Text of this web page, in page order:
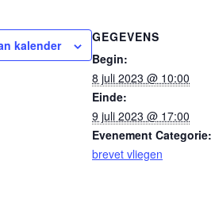
kalender
GEGEVENS
Begin:
8 juli 2023 @ 10:00
Einde:
9 juli 2023 @ 17:00
Evenement Categorie:
brevet vliegen